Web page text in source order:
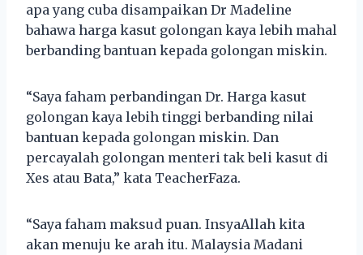
apa yang cuba disampaikan Dr Madeline
bahawa harga kasut golongan kaya lebih mahal
berbanding bantuan kepada golongan miskin.
“Saya faham perbandingan Dr. Harga kasut
golongan kaya lebih tinggi berbanding nilai
bantuan kepada golongan miskin. Dan
percayalah golongan menteri tak beli kasut di
Xes atau Bata,” kata TeacherFaza.
“Saya faham maksud puan. InsyaAllah kita
akan menuju ke arah itu. Malaysia Madani